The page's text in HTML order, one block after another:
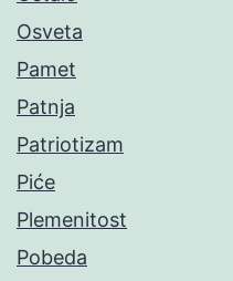
Osveta
Pamet
Patnja
Patriotizam
Piće
Plemenitost
Pobeda